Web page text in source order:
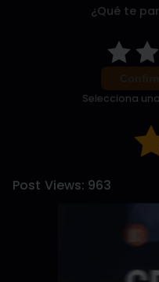
¿Qué te
Selecciona
Post Views: 963